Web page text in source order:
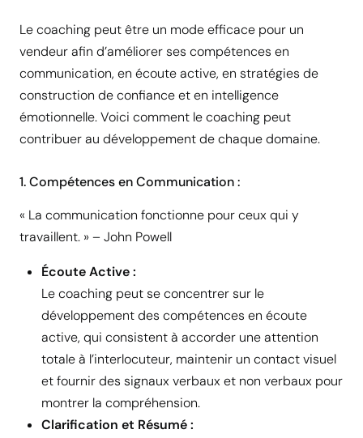
Le coaching peut être un mode efficace pour un
vendeur afin d’améliorer ses compétences en
communication, en écoute active, en stratégies de
construction de confiance et en intelligence
émotionnelle. Voici comment le coaching peut
contribuer au développement de chaque domaine.
1. Compétences en Communication :
« La communication fonctionne pour ceux qui y
travaillent. » – John Powell
Écoute Active :
Le coaching peut se concentrer sur le
développement des compétences en écoute
active, qui consistent à accorder une attention
totale à l’interlocuteur, maintenir un contact visuel
et fournir des signaux verbaux et non verbaux pour
montrer la compréhension.
Clarification et Résumé :